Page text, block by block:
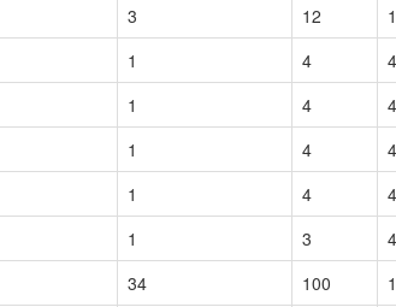
3 12
1 4 4
1 4 4
1 4
4
1 4 4
1 3 4
34 100